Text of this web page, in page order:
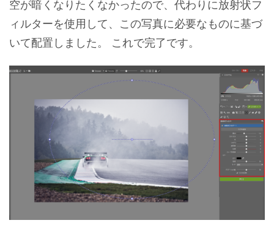
空が暗くなりたくなかったので、代わりに放射状フ
ィルターを使用して、この写真に必要なものに基づ
いて配置しました。 これで完了です。